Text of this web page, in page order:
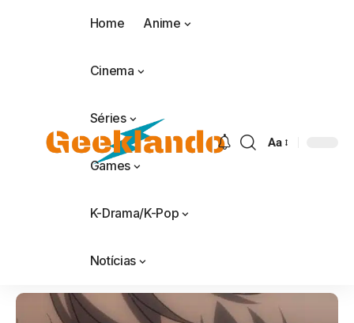
Home Anime
Cinema
Séries
Games
K-Drama/K-Pop
Notícias
Aa